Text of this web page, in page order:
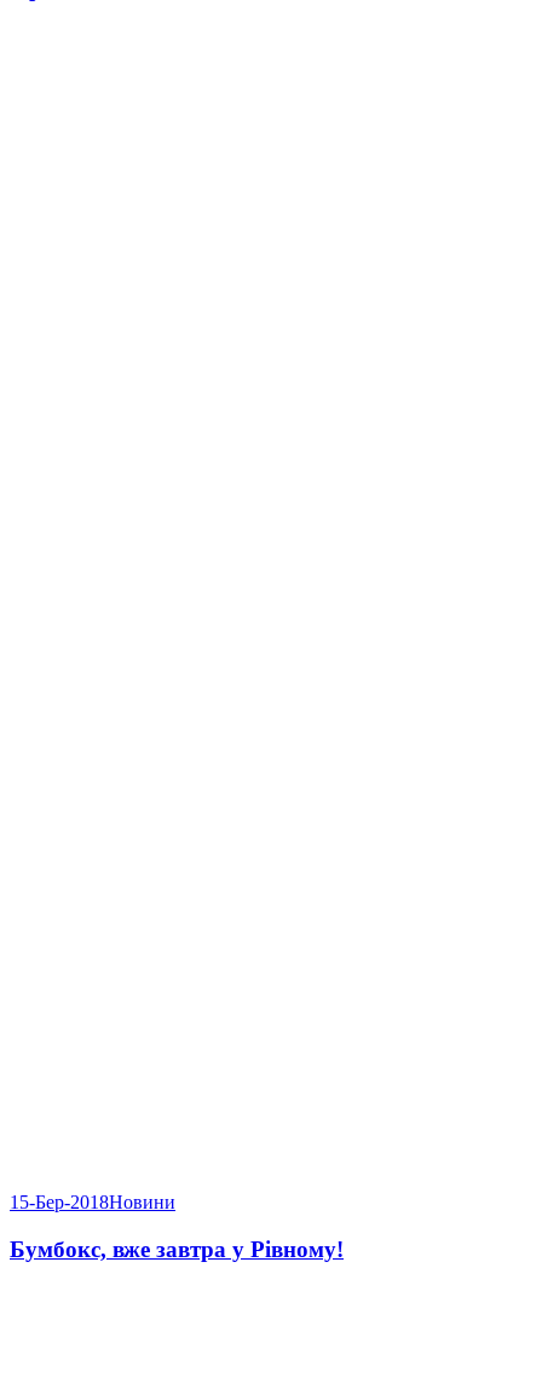
15-Бер-2018Новини
Бумбокс, вже завтра у Рівному!